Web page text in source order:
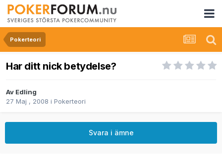
Pokerteori
Har ditt nick betydelse?
Av Edling
27 Maj , 2008 i Pokerteori
Svara i ämne